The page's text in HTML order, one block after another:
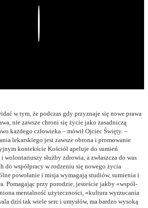
w tym, że podczas gdy przyznaje się nowe prawa
nie zawsze chroni się życie jako zasadniczą
każdego człowieka – mówił Ojciec Święty. –
lekarskiego jest zawsze obrona i promowanie
kontekście Kościół apeluje do sumień
służby zdrowia, a zwłaszcza do was
do współpracy w rodzeniu się nowego życia
powołanie i misja wymagają studiów, sumienia i
Pomagając przy porodzie, jesteście jakby «współ-
mentalność użyteczności, «kultura wyrzucania
dziś tak wiele serc i umysłów, ma bardzo wysoką